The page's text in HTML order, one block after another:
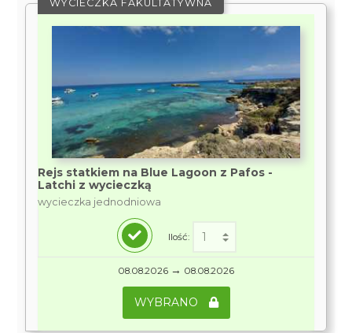
WYCIECZKA FAKULTATYWNA
Rejs statkiem na Blue Lagoon z Pafos -
Latchi z wycieczką
wycieczka jednodniowa
Ilość:
08.08.2026 → 08.08.2026
WYBRANO